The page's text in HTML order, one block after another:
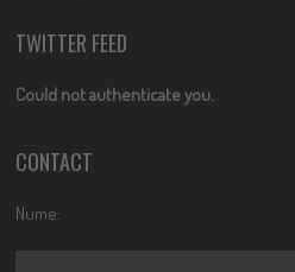
TWITTER FEED
Could not authenticate you.
CONTACT
Nume: